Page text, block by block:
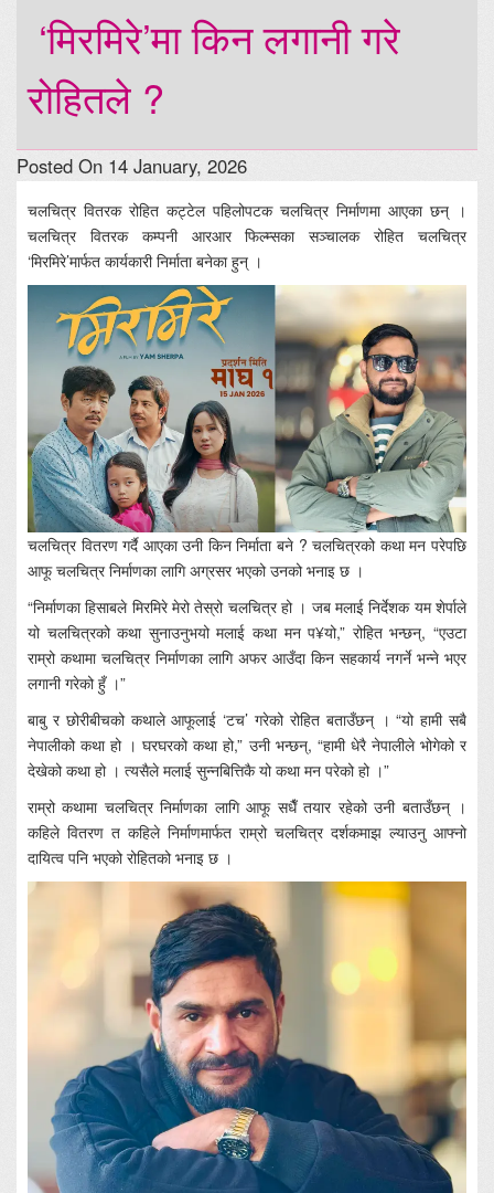
‘मिरमिरे’मा किन लगानी गरे
रोहितले ?
Posted On 14 January, 2026
चलचित्र वितरक रोहित कट्टेल पहिलोपटक चलचित्र निर्माणमा आएका छन् ।
चलचित्र वितरक कम्पनी आरआर फिल्म्सका सञ्चालक रोहित चलचित्र
‘मिरमिरे’मार्फत कार्यकारी निर्माता बनेका हुन् ।
चलचित्र वितरण गर्दै आएका उनी किन निर्माता बने ? चलचित्रको कथा मन परेपछि
आफू चलचित्र निर्माणका लागि अग्रसर भएको उनको भनाइ छ ।
“निर्माणका हिसाबले मिरमिरे मेरो तेस्रो चलचित्र हो । जब मलाई निर्देशक यम शेर्पाले
यो चलचित्रको कथा सुनाउनुभयो मलाई कथा मन प¥यो,” रोहित भन्छन्, “एउटा
राम्रो कथामा चलचित्र निर्माणका लागि अफर आउँदा किन सहकार्य नगर्ने भन्ने भएर
लगानी गरेको हुँ ।”
बाबु र छोरीबीचको कथाले आफूलाई ‘टच’ गरेको रोहित बताउँछन् । “यो हामी सबै
नेपालीको कथा हो । घरघरको कथा हो,” उनी भन्छन्, “हामी धेरै नेपालीले भोगेको र
देखेको कथा हो । त्यसैले मलाई सुन्नबित्तिकै यो कथा मन परेको हो ।”
राम्रो कथामा चलचित्र निर्माणका लागि आफू सधैँ तयार रहेको उनी बताउँछन् ।
कहिले वितरण त कहिले निर्माणमार्फत राम्रो चलचित्र दर्शकमाझ ल्याउनु आफ्नो
दायित्व पनि भएको रोहितको भनाइ छ ।